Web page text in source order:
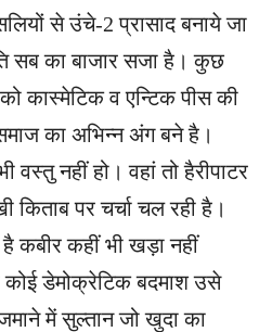
से उंचे-2 प्रासाद बनाये जा
सब का बाजार सजा है। कुछ
कास्मेटिक व एन्टिक पीस की
का अभिन्न अंग बने है।
वस्तु नहीं हो। वहां तो हैरीपाटर
किताब पर चर्चा चल रही है।
कबीर कहीं भी खड़ा नहीं
कोई डेमोक्रेटिक बदमाश उसे
में सुल्तान जो खुदा का